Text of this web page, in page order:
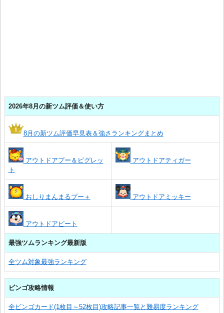
2026年8月の新ツム評価＆使い方
8月の新ツム評価早見表＆強さランキングまとめ
アウトドアプー＆ピグレッ
ト
アウトドアティガー
おしりまんまるプー＋ アウトドアミッキー
アウトドアピート
最強ツムランキング最新版
全ツム対象最強ランキング
ビンゴ攻略情報
全ビンゴカード(1枚目～52枚目)攻略記事一覧と難易度ランキング